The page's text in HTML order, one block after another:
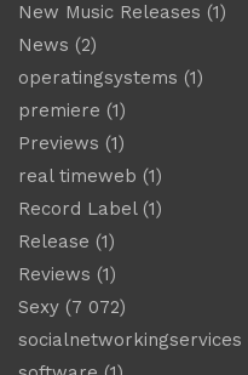
New Music Releases (1)
News (2)
operatingsystems (1)
premiere (1)
Previews (1)
real timeweb (1)
Record Label(1)
Release (1)
Reviews (1)
Sexy (7 072)
socialnetworkingservices